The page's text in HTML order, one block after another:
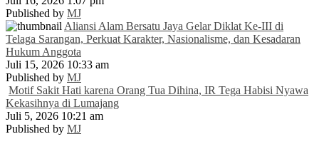
Published by MJ
Aliansi Alam Bersatu Jaya Gelar Diklat Ke-III di
Telaga Sarangan, Perkuat Karakter, Nasionalisme, dan Kesadaran
Hukum Anggota
Juli 15, 2026 10:33 am
Published by MJ
Motif Sakit Hati karena Orang Tua Dihina, IR Tega Habisi Nyawa
Kekasihnya di Lumajang
Juli 5, 2026 10:21 am
Published by MJ